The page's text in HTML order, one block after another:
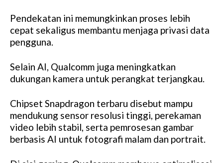
Pendekatan ini memungkinkan proses lebih
cepat sekaligus membantu menjaga privasi data
pengguna.
Selain AI, Qualcomm juga meningkatkan
dukungan kamera untuk perangkat terjangkau.
Chipset Snapdragon terbaru disebut mampu
mendukung sensor resolusi tinggi, perekaman
video lebih stabil, serta pemrosesan gambar
berbasis AI untuk fotografi malam dan portrait.